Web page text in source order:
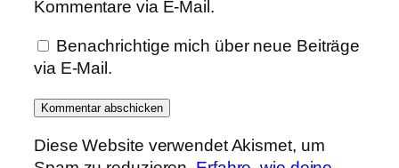
Kommentare via E-Mail.
Benachrichtige mich über neue Beiträge
via E-Mail.
Diese Website verwendet Akismet, um